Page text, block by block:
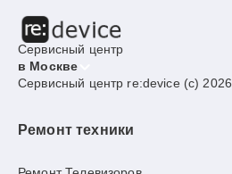
Сервисный центр
в Москве
Сервисный центр re:device (c) 2026
Ремонт техники